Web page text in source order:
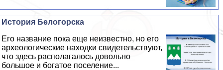
История Белогорска
Его название пока еще неизвестно, но его
археологические находки свидетельствуют,
что здесь располагалось довольно
большое и богатое поселение...